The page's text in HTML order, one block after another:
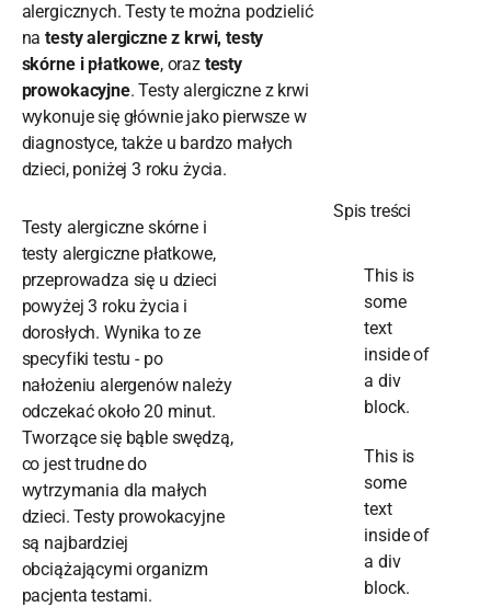
alergicznych. Testy te można podzielić
natesty alergiczne z krwi, testy
skórne i płatkowe, oraz testy
prowokacyjne. Testy alergiczne z krwi
wykonuje się głównie jako pierwsze w
diagnostyce, także u bardzo małych
dzieci, poniżej 3 roku życia.
Testy alergiczne skórne i
testy alergiczne płatkowe,
przeprowadza się u dzieci
powyżej 3 roku życia i
dorosłych. Wynika to ze
specyfiki testu - po
nałożeniu alergenów należy
odczekać około 20 minut.
Tworzące się bąble swędzą,
co jest trudne do
wytrzymania dla małych
dzieci. Testy prowokacyjne
są najbardziej
obciążającymi organizm
pacjenta testami.
Spis treści
This is
some
text
inside of
a div
block.
This is
some
text
inside of
a div
block.